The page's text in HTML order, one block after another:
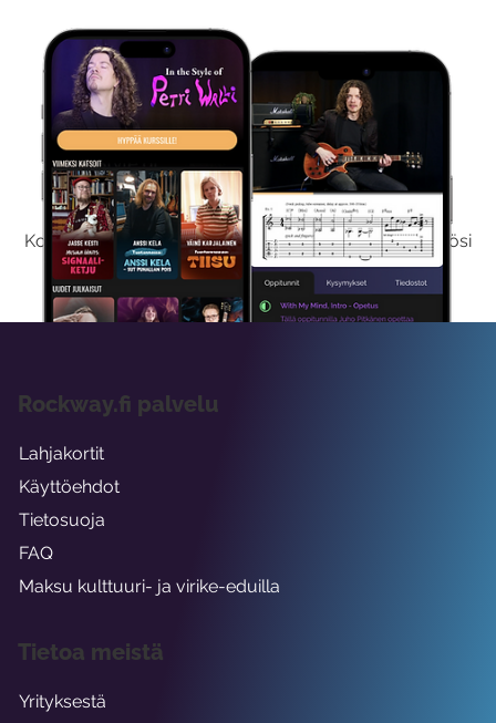
Kokeile Ilmaiseksi
Kokeilemalla ilmaiseksi saat koko sisältömme käyttöösi
viikon ajaksi.
Rockway.fi palvelu
Lahjakortit
Käyttöehdot
Tietosuoja
FAQ
Maksu kulttuuri- ja virike-eduilla
Tietoa meistä
Yrityksestä